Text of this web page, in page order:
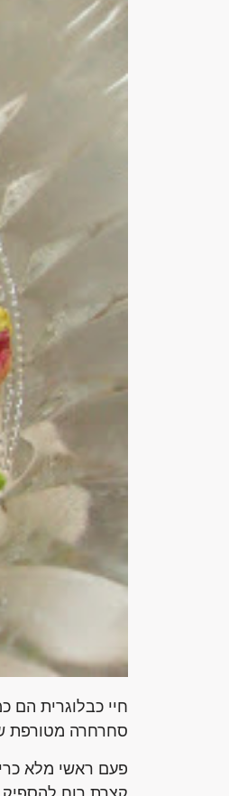
חיי כבלוגרית הם
סחרחרה מטורפת
פעם ראשי מלא